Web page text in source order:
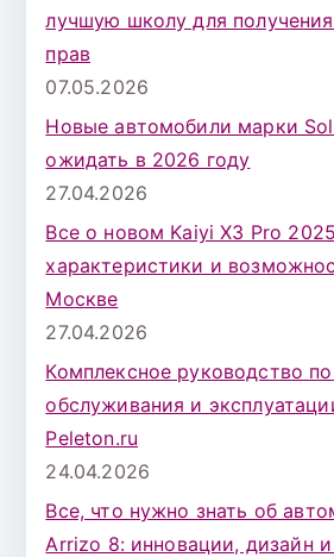
лучшую школу для
прав
07.05.2026
Новые автомобили марки
ожидать в 2026 году
27.04.2026
Все о новом Kaiyi X3 Pro
характеристики и
Москве
27.04.2026
Комплексное руководство
обслуживания и
Peleton.ru
24.04.2026
Все, что нужно знать об
Arrizo 8: инновации, дизайн